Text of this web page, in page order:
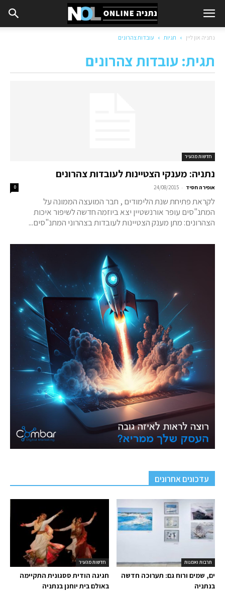
נתניה און ליין תגיות עובדות צהרונים
תגית: עובדות צהרונים
חדשות מהעיר
נתניה: מענקי הצטיינות לעובדות צהרונים
אופירה חסיד -
24/08/2015
0
לקראת פתיחת שנת הלימודים , חבר המועצה הממונה על
המתנ"סים עופר אורנשטיין יצא ביוזמה חדשה לשיפור איכות
הצהרונים: מתן מענק הצטיינות לעובדות בצהרוני המתנ"סים...
עדכונים אחרונים
חדשות מהעיר
חגיגה הודית ססגונית התקיימה
באולם בית יוחנן בנתניה
תרבות ואמנות
ים, שמים ורוח גם: תערוכה חדשה
בנתניה